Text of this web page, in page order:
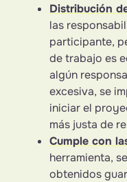
Distribución
las
participante,
de trabajo es
algún
excesiva, se
iniciar el
más justa de
Cumple con
herramienta,
obtenidos